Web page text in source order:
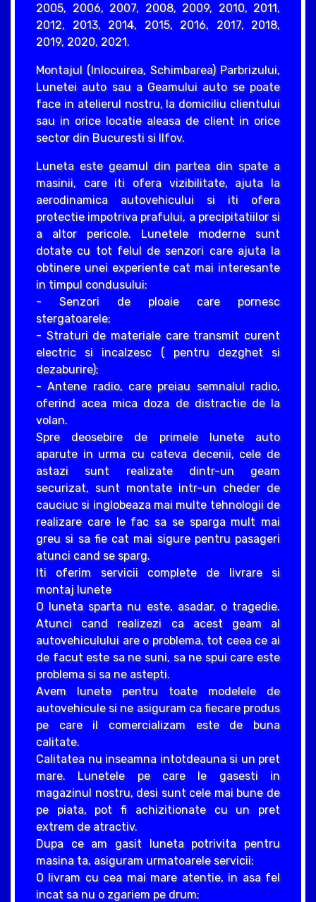
2005, 2006, 2007, 2008, 2009, 2010, 2011,
2012, 2013, 2014, 2015, 2016, 2017, 2018,
2019, 2020, 2021.
Montajul (Inlocuirea, Schimbarea) Parbrizului,
Lunetei auto sau a Geamului auto se poate
face in atelierul nostru, la domiciliu clientului
sau in orice locatie aleasa de client in orice
sector din Bucuresti si Ilfov.
Luneta este geamul din partea din spate a
masinii, care iti ofera vizibilitate, ajuta la
aerodinamica autovehicului si iti ofera
protectie impotriva prafului, a precipitatiilor si
a altor pericole. Lunetele moderne sunt
dotate cu tot felul de senzori care ajuta la
obtinere unei experiente cat mai interesante
in timpul condusului:
- Senzori de ploaie care pornesc
stergatoarele;
- Straturi de materiale care transmit curent
electric si incalzesc ( pentru dezghet si
dezaburire);
- Antene radio, care preiau semnalul radio,
oferind acea mica doza de distractie de la
volan.
Spre deosebire de primele lunete auto
aparute in urma cu cateva decenii, cele de
astazi sunt realizate dintr-un geam
securizat, sunt montate intr-un cheder de
cauciuc si inglobeaza mai multe tehnologii de
realizare care le fac sa se sparga mult mai
greu si sa fie cat mai sigure pentru pasageri
atunci cand se sparg.
Iti oferim servicii complete de livrare si
montaj lunete
O luneta sparta nu este, asadar, o tragedie.
Atunci cand realizezi ca acest geam al
autovehiculului are o problema, tot ceea ce ai
de facut este sa ne suni, sa ne spui care este
problema si sa ne astepti.
Avem lunete pentru toate modelele de
autovehicule si ne asiguram ca fiecare produs
pe care il comercializam este de buna
calitate.
Calitatea nu inseamna intotdeauna si un pret
mare. Lunetele pe care le gasesti in
magazinul nostru, desi sunt cele mai bune de
pe piata, pot fi achizitionate cu un pret
extrem de atractiv.
Dupa ce am gasit luneta potrivita pentru
masina ta, asiguram urmatoarele servicii:
O livram cu cea mai mare atentie, in asa fel
incat sa nu o zgariem pe drum;